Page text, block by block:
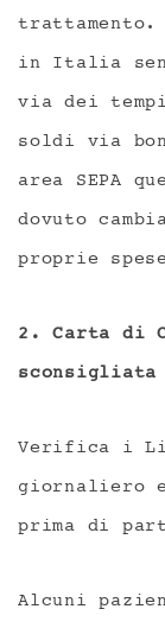
in Italia
via dei
soldi via
area SEPA
dovuto
proprie
2. Carta di
sconsigliata
Verifica i
giornaliero
prima di
Alcuni